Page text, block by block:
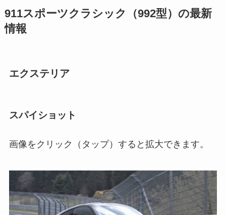
911スポーツクラシック（992型）の最新
情報
エクステリア
スパイショット
画像をクリック（タップ）すると拡大できます。